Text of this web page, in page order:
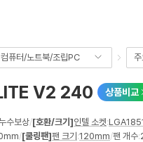
컴퓨터/노트북/조립PC
V2 240 상품비교
수보상/[호환/크기]인텔 소켓:
/[쿨링팬]팬 크기 :120mm/팬 개수: